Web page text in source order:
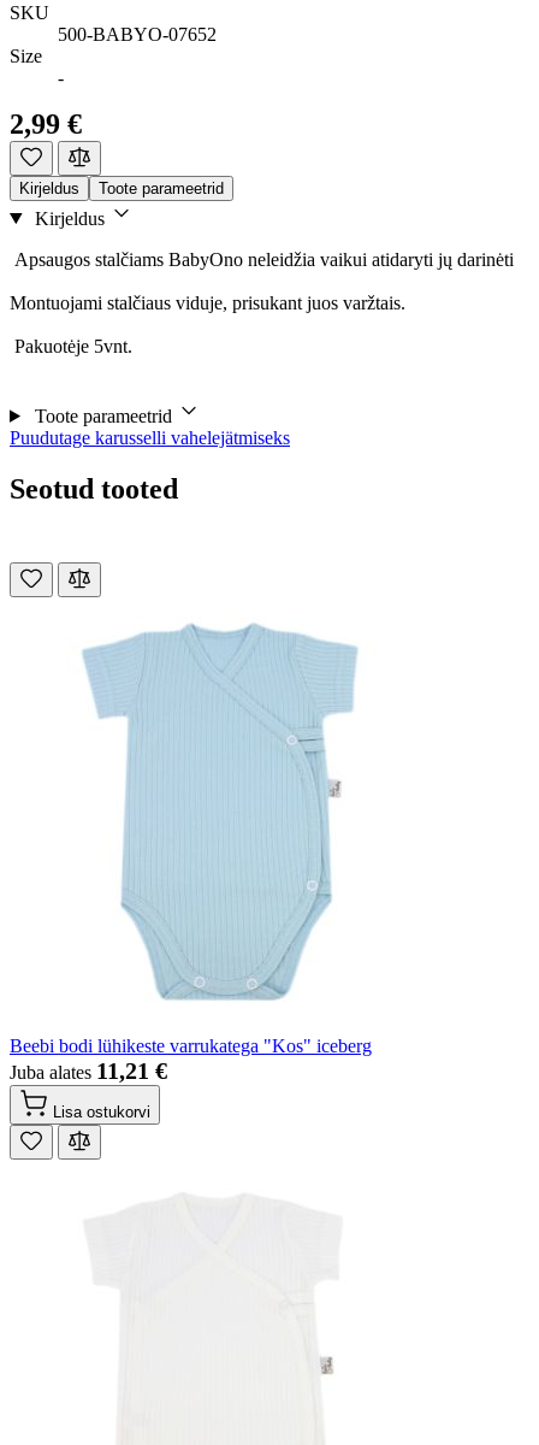
SKU
500-BABYO-07652
Size
-
2,99 €
Kirjeldus Toote parameetrid
Kirjeldus
Apsaugos stalčiams BabyOno neleidžia vaikui atidaryti jų darinėti
Montuojami stalčiaus viduje, prisukant juos varžtais.
Pakuotėje 5vnt.
Toote parameetrid
Puudutage karusselli vahelejätmiseks
Seotud tooted
Beebi bodi lühikeste varrukatega "Kos" iceberg
Juba alates 11,21 €
Lisa ostukorvi